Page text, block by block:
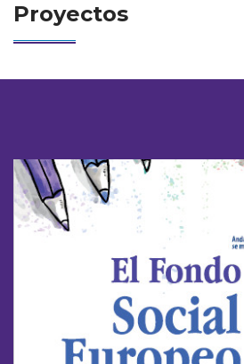
Proyectos